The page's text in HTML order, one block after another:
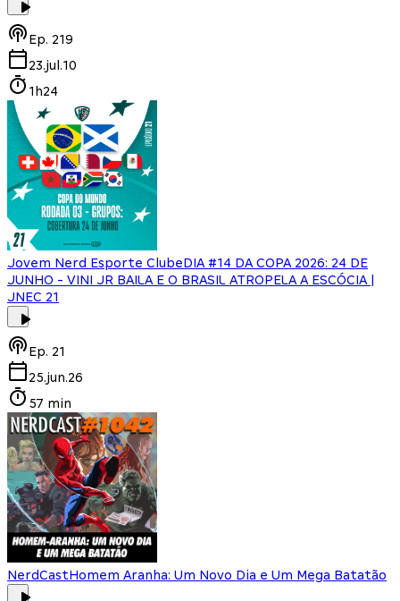
Ep. 219
23.jul.10
1h24
Jovem Nerd Esporte ClubeDIA #14 DA COPA 2026: 24 DE
JUNHO - VINI JR BAILA E O BRASIL ATROPELA A ESCÓCIA |
JNEC 21
Ep. 21
25.jun.26
57 min
NerdCastHomem Aranha: Um Novo Dia e Um Mega Batatão